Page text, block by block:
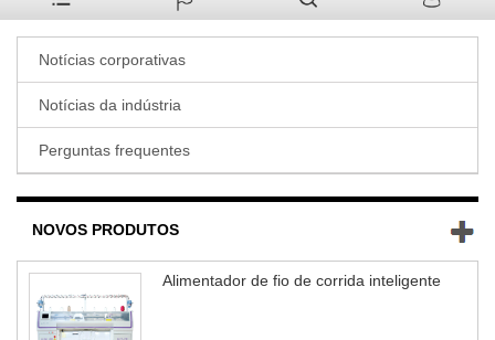
NOTÍCIAS
Notícias corporativas
Notícias da indústria
Perguntas frequentes
NOVOS PRODUTOS
Alimentador de fio de corrida inteligente